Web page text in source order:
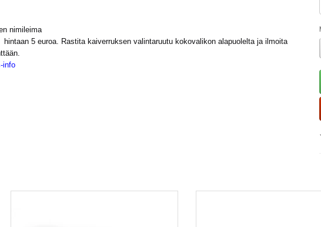
nimileima
5 euroa. Rastita kaiverruksen valintaruutu kokovalikon alapuolelta ja ilmoita
info